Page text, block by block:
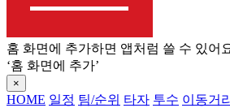
홈 화면에 추가하면 앱처럼 쓸 수 있어
‘홈 화면에 추가’
×
HOME 일정 팀/순위 타자 투수 이동거리